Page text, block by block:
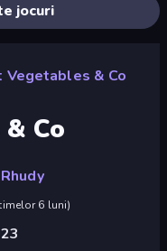
jocuri
Vegetables & Co
Co
6 luni)